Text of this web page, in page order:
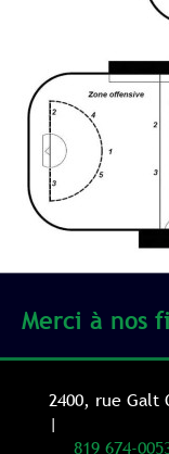
Merci à nos
2400, rue Galt
|
819 674-